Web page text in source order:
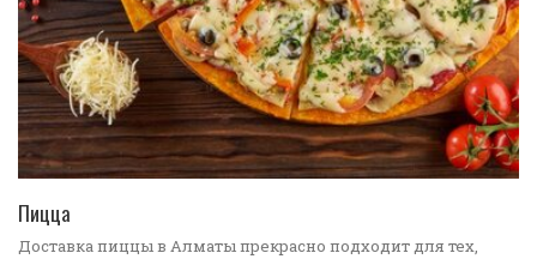
Пицца
Доставка пиццы в Алматы прекрасно подходит для тех,